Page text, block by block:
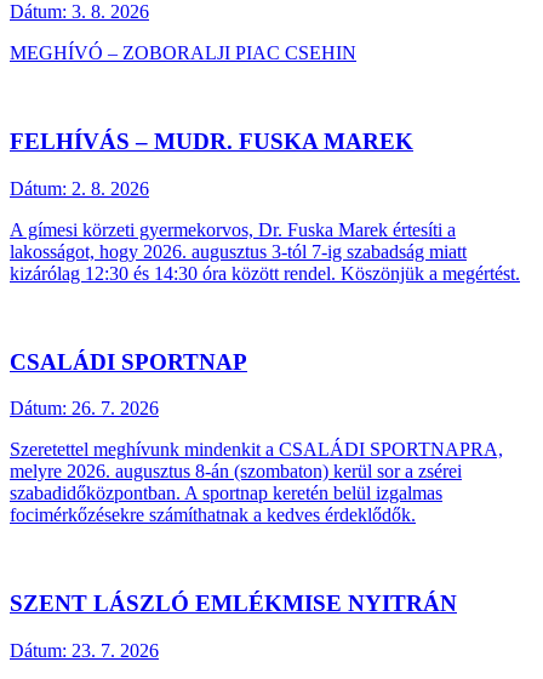
Dátum: 3. 8. 2026
MEGHÍVÓ – ZOBORALJI PIAC CSEHIN
FELHÍVÁS – MUDR. FUSKA MAREK
Dátum: 2. 8. 2026
A gímesi körzeti gyermekorvos, Dr. Fuska Marek értesíti a
lakosságot, hogy 2026. augusztus 3-tól 7-ig szabadság miatt
kizárólag 12:30 és 14:30 óra között rendel. Köszönjük a megértést.
CSALÁDI SPORTNAP
Dátum: 26. 7. 2026
Szeretettel meghívunk mindenkit a CSALÁDI SPORTNAPRA,
melyre 2026. augusztus 8-án (szombaton) kerül sor a zsérei
szabadidőközpontban. A sportnap keretén belül izgalmas
focimérkőzésekre számíthatnak a kedves érdeklődők.
SZENT LÁSZLÓ EMLÉKMISE NYITRÁN
Dátum: 23. 7. 2026